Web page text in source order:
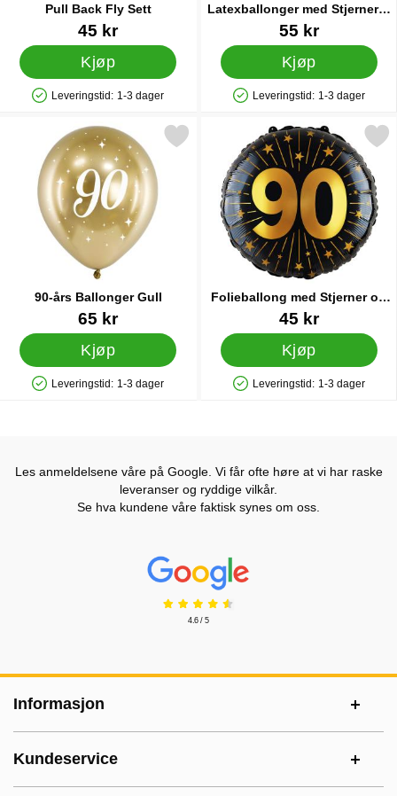
Pull Back Fly Sett
Varenummer 36736
45 kr
Kjøp
Produkttilgjengelighet: På lager
Leveringstid: 1-3 dager
Latexballonger med Stjerner &
Tallet 90 6-pakning
Varenummer 89432
55 kr
Kjøp
Produkttilgjengelighet: På lager
Leveringstid: 1-3 dager
90-års Ballonger Gull
Varenummer 28359
65 kr
Kjøp
Produkttilgjengelighet: På lager
Leveringstid: 1-3 dager
Merk 90-års Ballonger Gull som favoritt
Folieballong med Stjerner og
Tallet 90
Varenummer 89457
45 kr
Kjøp
Produkttilgjengelighet: På lager
Leveringstid: 1-3 dager
Merk folieballong med
Les anmeldelsene våre på Google. Vi får ofte høre at vi har raske
leveranser og ryddige vilkår.
Se hva kundene våre faktisk synes om oss.
Prisjakt Vurdering: 4.6 Stjerne
4.6 / 5
Informasjon
Kundeservice